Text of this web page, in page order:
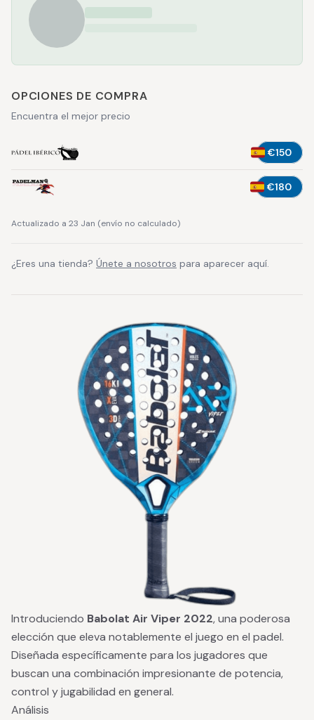
OPCIONES DE COMPRA
Encuentra el mejor precio
€150
€180
Actualizado a 23 Jan (envío no calculado)
¿Eres una tienda? Únete a nosotros para aparecer aquí.
Introduciendo Babolat Air Viper 2022, una poderosa
elección que eleva notablemente el juego en el padel.
Diseñada específicamente para los jugadores que
buscan una combinación impresionante de potencia,
control y jugabilidad en general.
Análisis